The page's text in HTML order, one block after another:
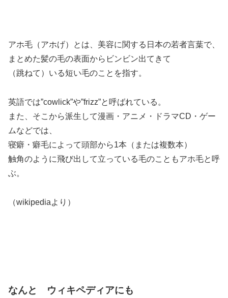
アホ毛（アホげ）とは、美容に関する日本の若者言葉で、
まとめた髪の毛の表面からビンビン出てきて
（跳ねて）いる短い毛のことを指す。
英語では”cowlick”や”frizz”と呼ばれている。
また、そこから派生して漫画・アニメ・ドラマCD・ゲー
ムなどでは、
寝癖・癖毛によって頭部から1本（または複数本）
触角のように飛び出して立っている毛のこともアホ毛と呼
ぶ。
（wikipediaより）
なんと ウィキペディアにも